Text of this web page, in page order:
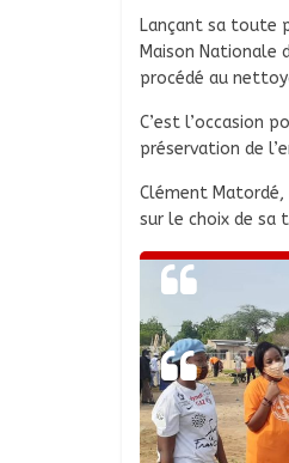
Lançant sa toute
Maison Nationale
procédé au
C’est l’occasion
préservation de
Clément Matordé,
sur le choix de sa